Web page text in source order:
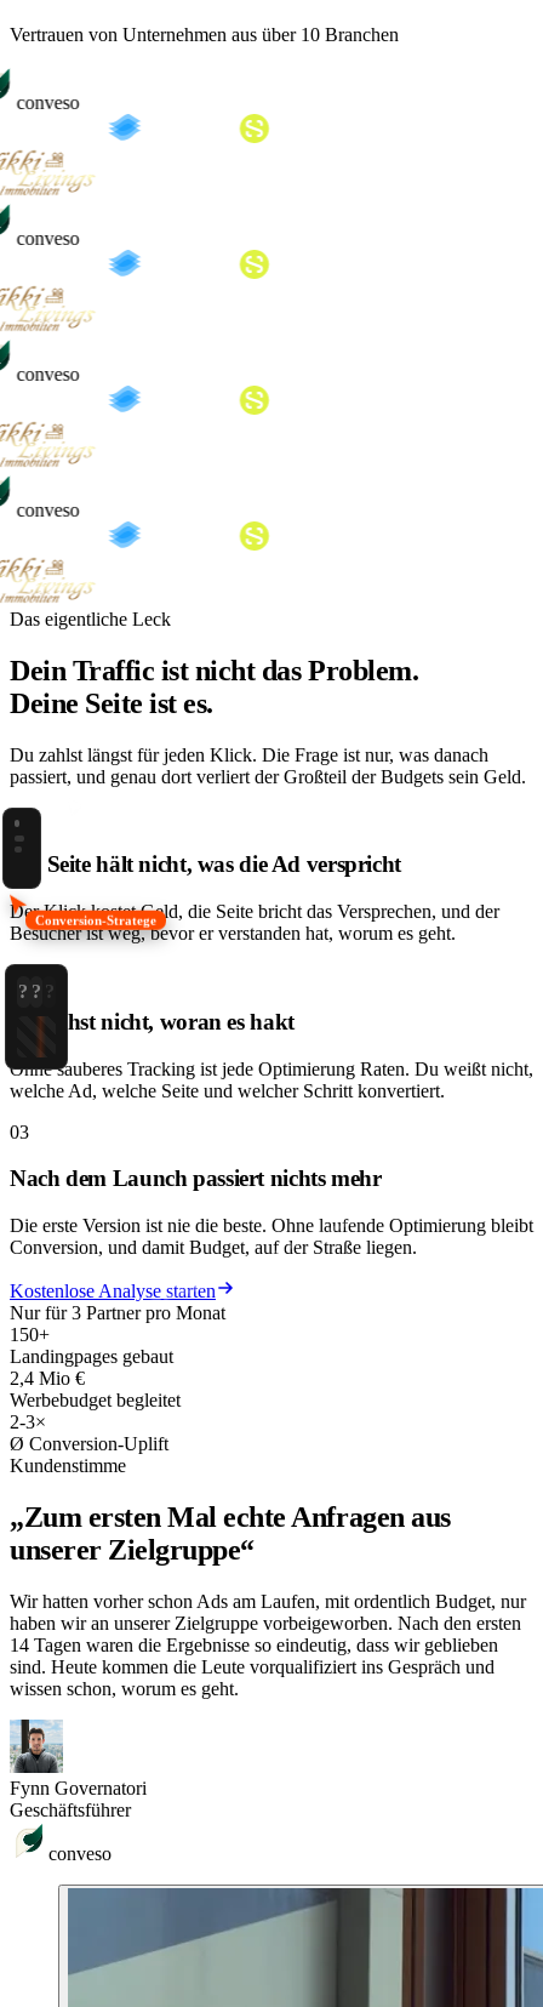
Conversion-Stratege
Vertrauen von Unternehmen aus über 10 Branchen
conveso
conveso
conveso
conveso
Das eigentliche Leck
Dein Traffic ist nicht das Problem.
Deine Seite ist es.
Du zahlst längst für jeden Klick. Die Frage ist nur, was danach
passiert, und genau dort verliert der Großteil der Budgets sein Geld.
01
Die Seite hält nicht, was die Ad verspricht
Der Klick kostet Geld, die Seite bricht das Versprechen, und der
Besucher ist weg, bevor er verstanden hat, worum es geht.
? ? ?
Du siehst nicht, woran es hakt
Ohne sauberes Tracking ist jede Optimierung Raten. Du weißt nicht,
welche Ad, welche Seite und welcher Schritt konvertiert.
03
Nach dem Launch passiert nichts mehr
Die erste Version ist nie die beste. Ohne laufende Optimierung bleibt
Conversion, und damit Budget, auf der Straße liegen.
Kostenlose Analyse starten
Nur für 3 Partner pro Monat
150+
Landingpages gebaut
2,4 Mio €
Werbebudget begleitet
2-3×
Ø Conversion-Uplift
Kundenstimme
„Zum ersten Malechte Anfragen aus
unserer Zielgruppe“
Wir hatten vorher schon Ads am Laufen, mit ordentlich Budget, nur
haben wir an unserer Zielgruppe vorbeigeworben. Nach den ersten
14 Tagen waren die Ergebnisse so eindeutig, dass wir geblieben
sind. Heute kommen die Leute vorqualifiziert ins Gespräch und
wissen schon, worum es geht.
Fynn Governatori
Geschäftsführer
conveso